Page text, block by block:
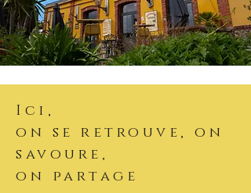
Ici,
on se retrouve, on
savoure,
on partage